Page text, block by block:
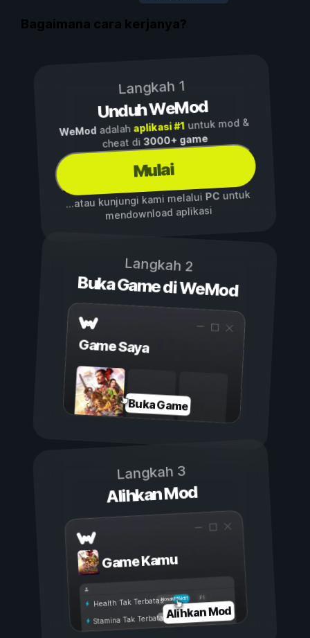
Bagaimana cara kerjanya?
Langkah 1
Unduh WeMod
WeModadalah aplikasi #1untuk mod &
cheat di3000+ game
Mulai
...atau kunjungi kami melalui PCuntuk
mendownload aplikasi
Langkah 2
Buka Game di WeMod
Game Saya
Buka Game
Langkah 3
Alihkan Mod
Game Kamu
Aktif
Nonaktif
Health Tak Terbatas
Stamina Tak TerbatasAlihkan Mod